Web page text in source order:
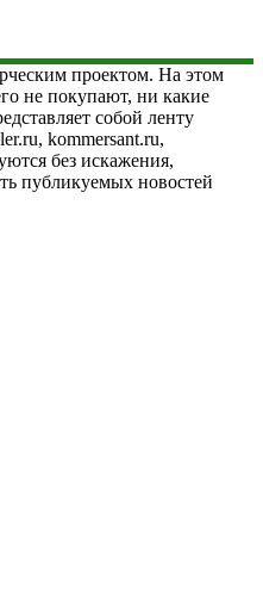
проектом. На этом
не покупают, ни какие
собой ленту
kommersant.ru,
без искажения,
публикуемых новостей